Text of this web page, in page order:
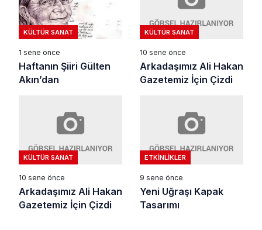
KÜLTÜR SANAT
1 sene önce
Haftanın Şiiri Gülten
Akın’dan
KÜLTÜR SANAT
10 sene önce
Arkadaşımız Ali Hakan
Gazetemiz İçin Çizdi
KÜLTÜR SANAT
10 sene önce
Arkadaşımız Ali Hakan
Gazetemiz İçin Çizdi
ETKINLIKLER
9 sene önce
Yeni Uğraşı Kapak
Tasarımı